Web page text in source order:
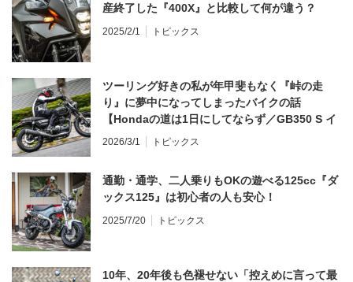
産終了した『400X』と比較して何が違う？
2025/2/1 トピックス
ツーリング好きの私が年甲斐もなく『峠の走
り』に夢中になってしまったバイクの話
【Hondaの道は1日にしてならず／GB350 S イ
ンプレ・レビュー 前編】
2026/3/1 トピックス
通勤・通学、二人乗りもOKの遊べる125cc『ダ
ックス125』は初心者の人も安心！
2025/7/20 トピックス
10年、20年後も色褪せない「控えめに言って最